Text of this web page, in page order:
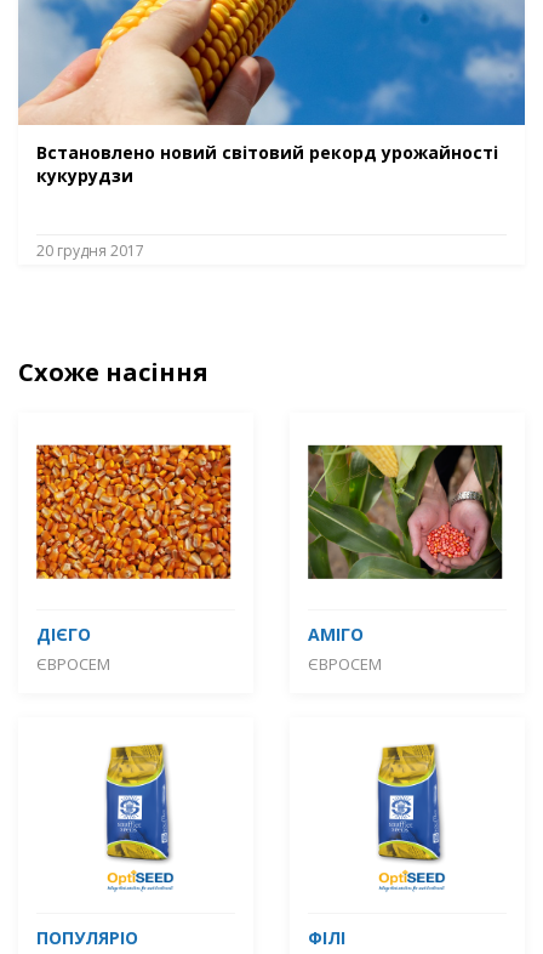
Встановлено новий світовий рекорд урожайності
кукурудзи
20 грудня 2017
Схоже насіння
ДІЄГО
ЄВРОСЕМ
АМІГО
ЄВРОСЕМ
ПОПУЛЯРІО ФІЛІ